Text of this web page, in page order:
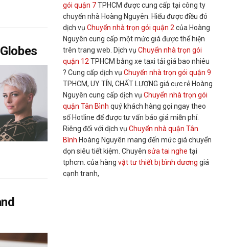
gói quận 7TPHCM được cung cấp tại công ty
chuyển nhà Hoàng Nguyên. Hiểu được điều đó
dịch vụChuyển nhà trọn gói quận 2 của Hoàng
Nguyên cung cấp một mức giá được thể hiện
trên trang web. Dịch vụChuyển nhà trọn gói
quận 12 TPHCM bằng xe taxi tải giá bao nhiêu
? Cung cấp dịch vụChuyển nhà trọn gói quận 9
TPHCM, UY TÍN, CHẤT LƯỢNG giá cực rẻ Hoàng
Nguyên cung cấp dịch vụChuyển nhà trọn gói
quận Tân Bình quý khách hàng gọi ngay theo
số Hotline để được tư vấn báo giá miễn phí.
Riêng đối với dịch vụChuyển nhà quận Tân
Bình Hoàng Nguyên mang đến mức giá chuyển
dọn siêu tiết kiệm. Chuyênsửa tai nghe tại
tphcm. của hàngvật tư thiết bị bình dương giá
cạnh tranh,